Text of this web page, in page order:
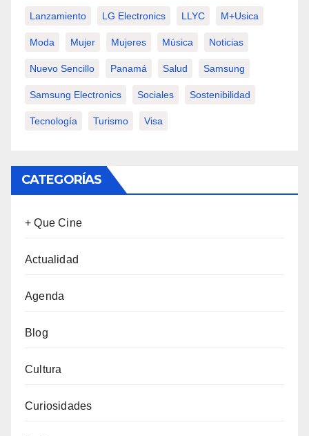
Lanzamiento LG Electronics LLYC M+usica
Moda Mujer Mujeres Música Noticias
Nuevo Sencillo Panamá Salud Samsung
Samsung Electronics Sociales Sostenibilidad
Tecnología Turismo Visa
CATEGORÍAS
+ Que Cine
Actualidad
Agenda
Blog
Cultura
Curiosidades